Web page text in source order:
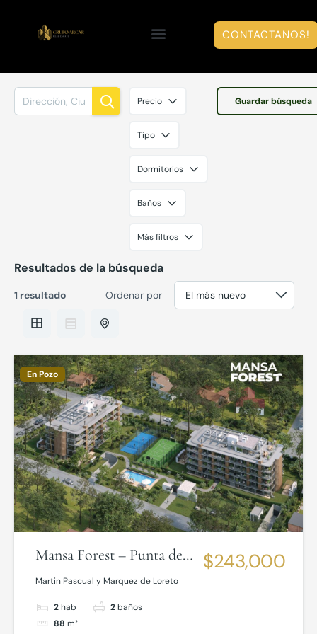
CONTACTANOS!
Guardar búsqueda
Precio
Tipo
Dormitorios
Baños
Más filtros
Resultados de la búsqueda
1 resultado Ordenar por
En Pozo
Mansa Forest – Punta del
Este
Martin Pascual y Marquez de Loreto
2hab 2baños
88 m²
$243,000